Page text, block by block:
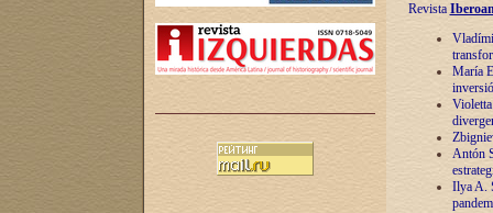
Revista
María
Antón
Ilya A.